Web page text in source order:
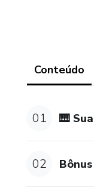
Conteúdo
01 🎹
02